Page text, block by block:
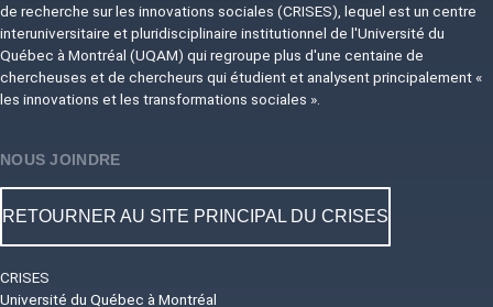
de recherche sur les innovations sociales (CRISES), lequel est un centre
interuniversitaire et pluridisciplinaire institutionnel de l'Université du
Québec à Montréal (UQAM) qui regroupe plus d'une centaine de
chercheuses et de chercheurs qui étudient et analysent principalement «
les innovations et les transformations sociales ».
NOUS JOINDRE
RETOURNER AU SITE PRINCIPAL DU CRISES
CRISES
Université du Québec à Montréal